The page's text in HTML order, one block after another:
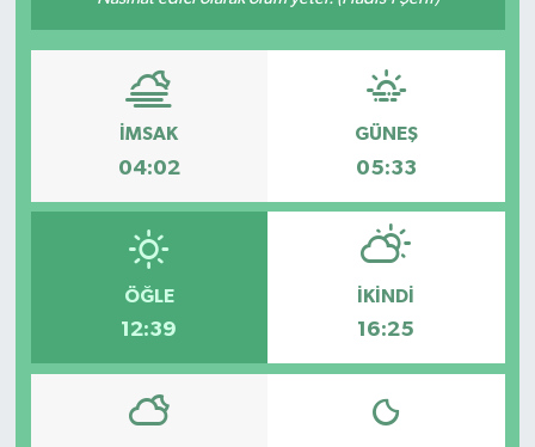
İMSAK
04:02
GÜNEŞ
05:33
ÖĞLE
12:39
İKINDI
16:25
ONİKİŞUBAT
SAĞLIK
SİVİL TOPLUM
SİYASET